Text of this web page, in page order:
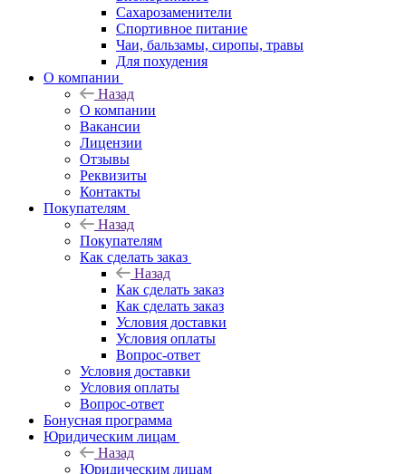
Сахарозаменители
Спортивное питание
Чаи, бальзамы, сиропы, травы
Для похудения
О компании
Назад
О компании
Вакансии
Лицензии
Отзывы
Реквизиты
Контакты
Покупателям
Назад
Покупателям
Как сделать заказ
Назад
Как сделать заказ
Как сделать заказ
Условия доставки
Условия оплаты
Вопрос-ответ
Условия доставки
Условия оплаты
Вопрос-ответ
Бонусная программа
Юридическим лицам
Назад
Юридическим лицам